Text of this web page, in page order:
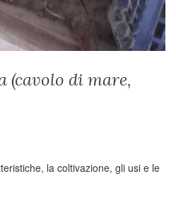
(cavolo di mare,
la coltivazione, gli usi e le